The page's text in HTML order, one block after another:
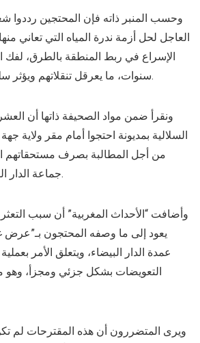
وحسب المنبر ذاته فإن المحتجين رددوا
العاجل لحل أزمة ندرة المياه التي تعاني
الإسراع في ربط المنطقة بالطرق، لفك
سنوات، ما يعرقل تنقلاتهم ويؤثر سلبًا على حياتهم اليومية.
ونقرأ ضمن مواد الصحيفة ذاتها أن
السلالية بمديونة احتجوا أمام مقر ولاية
من أجل المطالبة بصرف مستحقاتهم
جماعة الدار البيضاء لأكثر من سنتين.
وأضافت “الأحداث المغربية” أن سبب
يعود إلى ما وصفه المحتجون
عمدة الدار البيضاء، ويتعلق الأمر
التعويضات بشكل جزئي ومجزأ، وهو
ويرى المتضررون أن هذه المقترحات